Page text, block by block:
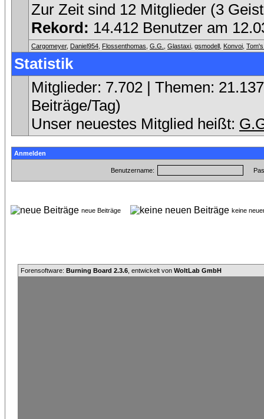
Zur Zeit sind 12 Mitglieder (3
Rekord: 14.412 Benutzer am
Cargomeyer, Daniel954 Flossenthomas G.G. Glastaxi gsmodell Konvoi
Statistik
Mitglieder: 7.702 | Themen:
Beiträge/Tag)
Unser neuestes Mitglied heißt:
Anmelden
Benutzername:
neue Beiträge keine
Forensoftware: Burning Board 2.3.6 , entwickelt von WoltLab GmbH